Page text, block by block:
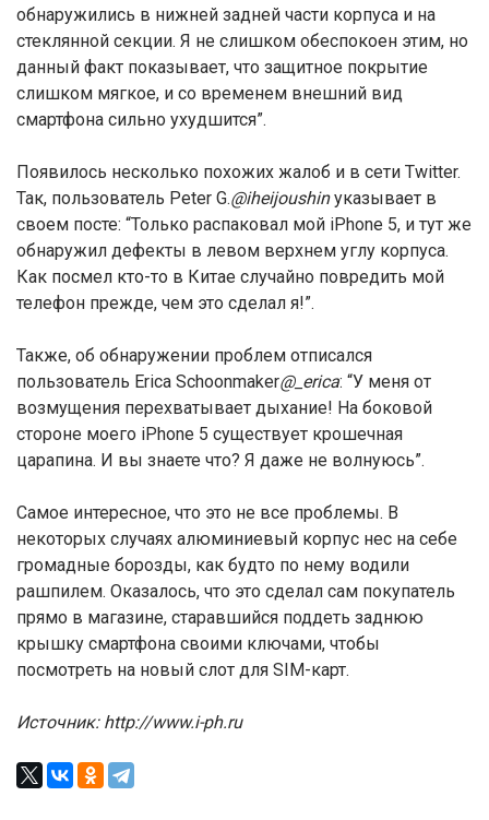
обнаружились в нижней задней части корпуса и на
стеклянной секции. Я не слишком обеспокоен этим, но
данный факт показывает, что защитное покрытие
слишком мягкое, и со временем внешний вид
смартфона сильно ухудшится”.
Появилось несколько похожих жалоб и в сети Twitter.
Так, пользователь Peter G.@iheijoushinуказывает в
своем посте: “Только распаковал мой iPhone 5, и тут же
обнаружил дефекты в левом верхнем углу корпуса.
Как посмел кто-то в Китае случайно повредить мой
телефон прежде, чем это сделал я!”.
Также, об обнаружении проблем отписался
пользователь Erica Schoonmaker@_erica: “У меня от
возмущения перехватывает дыхание! На боковой
стороне моего iPhone 5 существует крошечная
царапина. И вы знаете что? Я даже не волнуюсь”.
Самое интересное, что это не все проблемы. В
некоторых случаях алюминиевый корпус нес на себе
громадные борозды, как будто по нему водили
рашпилем. Оказалось, что это сделал сам покупатель
прямо в магазине, старавшийся поддеть заднюю
крышку смартфона своими ключами, чтобы
посмотреть на новый слот для SIM-карт.
Источник: http://www.i-ph.ru